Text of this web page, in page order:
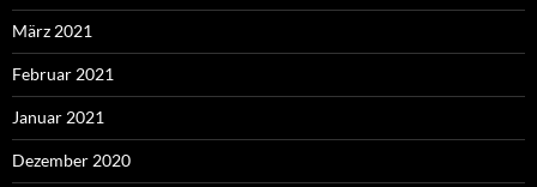
März 2021
Februar 2021
Januar 2021
Dezember 2020